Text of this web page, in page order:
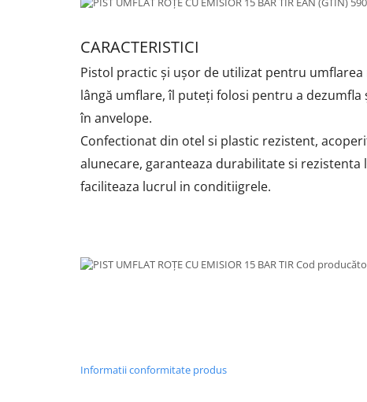
CARACTERISTICI
Pistol practic și ușor de utilizat pentru
lângă umflare, îl puteți folosi pentru a dezumfla
în anvelope.
Confectionat din otel si plastic rezistent,
alunecare, garanteaza durabilitate si rezistenta
faciliteaza lucrul in conditiigrele.
Informatii conformitate produs